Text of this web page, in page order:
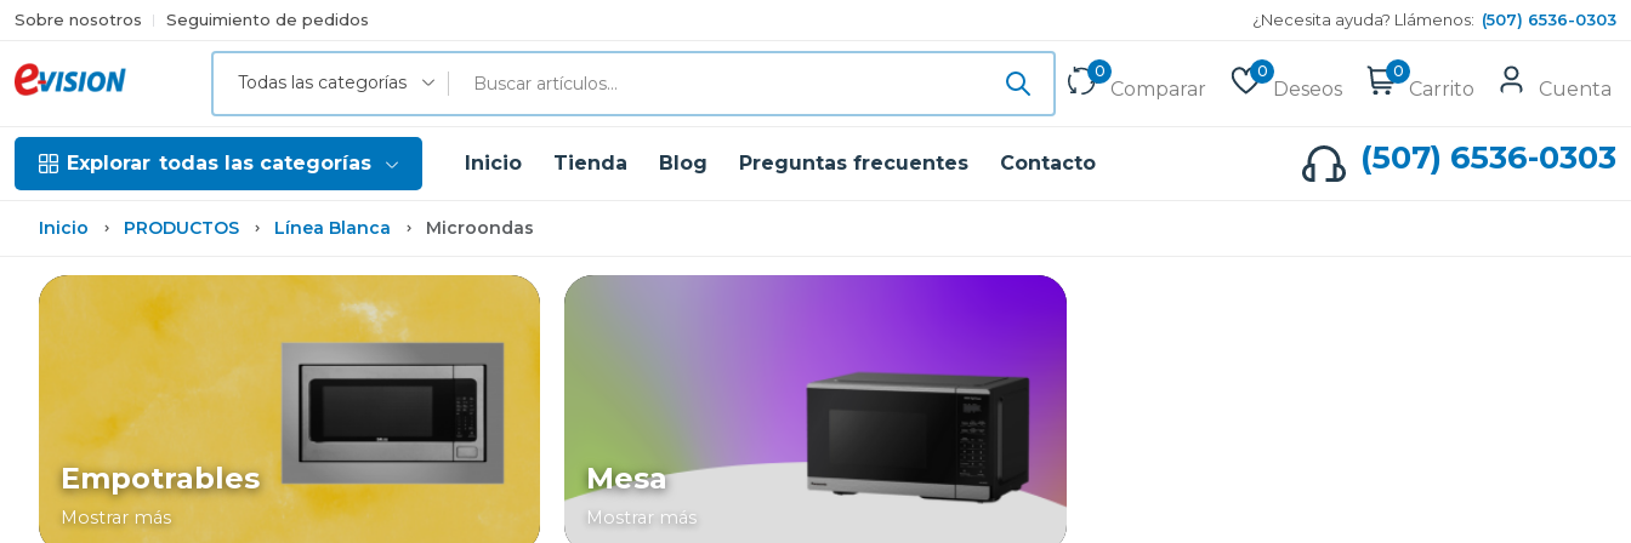
Sobre nosotros Seguimiento de pedidos ¿Necesita ayuda? Llámenos: (507) 6536-0303
Todas las categorías
0
Comparar
0
Deseos
0
Carrito Cuenta
Explorar todas las categorías Inicio Tienda Blog Preguntas frecuentes Contacto (507) 6536-0303
Inicio PRODUCTOS Línea Blanca Microondas
Empotrables
Mostrar más
Mesa
Mostrar más